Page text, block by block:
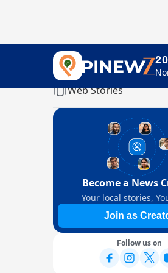
Home
Web Stories
Become a News
Your local stories,
Join as
Follow us on